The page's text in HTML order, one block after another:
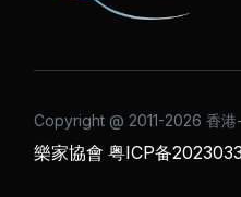
Copyright @ 2011-2026 ⾹
樂家協會 粤ICP备